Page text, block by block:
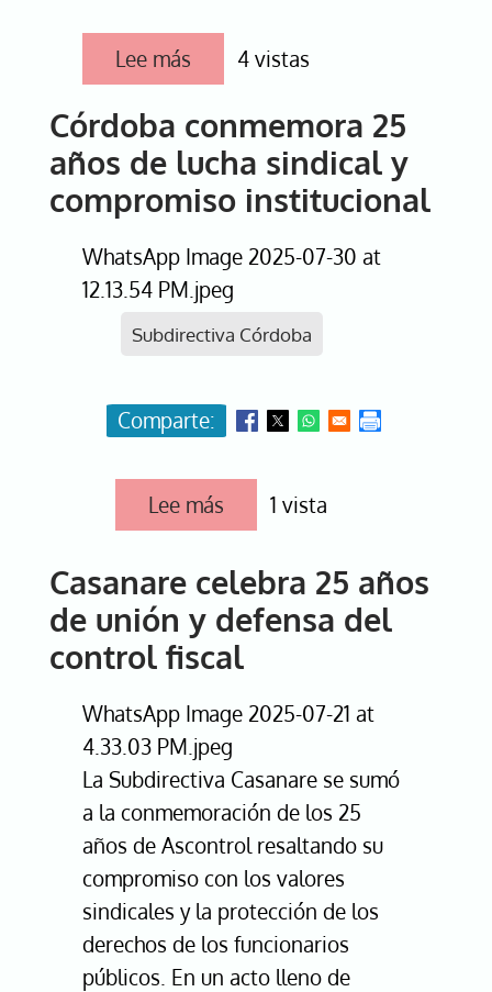
Lee más sobre
Nariño
25
años
de
compromiso
y
de
servicio
4 vistas
Córdoba conmemora 25
años de lucha sindical y
compromiso institucional
WhatsApp Image 2025-07-30 at
12.13.54 PM.jpeg
Subdirectiva Córdoba
Lee más sobre
Córdoba
25
años
de
lucha
sindical
y
institucional
1 vista
Casanare celebra 25 años
de unión y defensa del
control fiscal
WhatsApp Image 2025-07-21 at
4.33.03 PM.jpeg
La Subdirectiva Casanare se sumó
a la conmemoración de los 25
años de Ascontrol resaltando su
compromiso con los valores
sindicales y la protección de los
derechos de los funcionarios
públicos. En un acto lleno de